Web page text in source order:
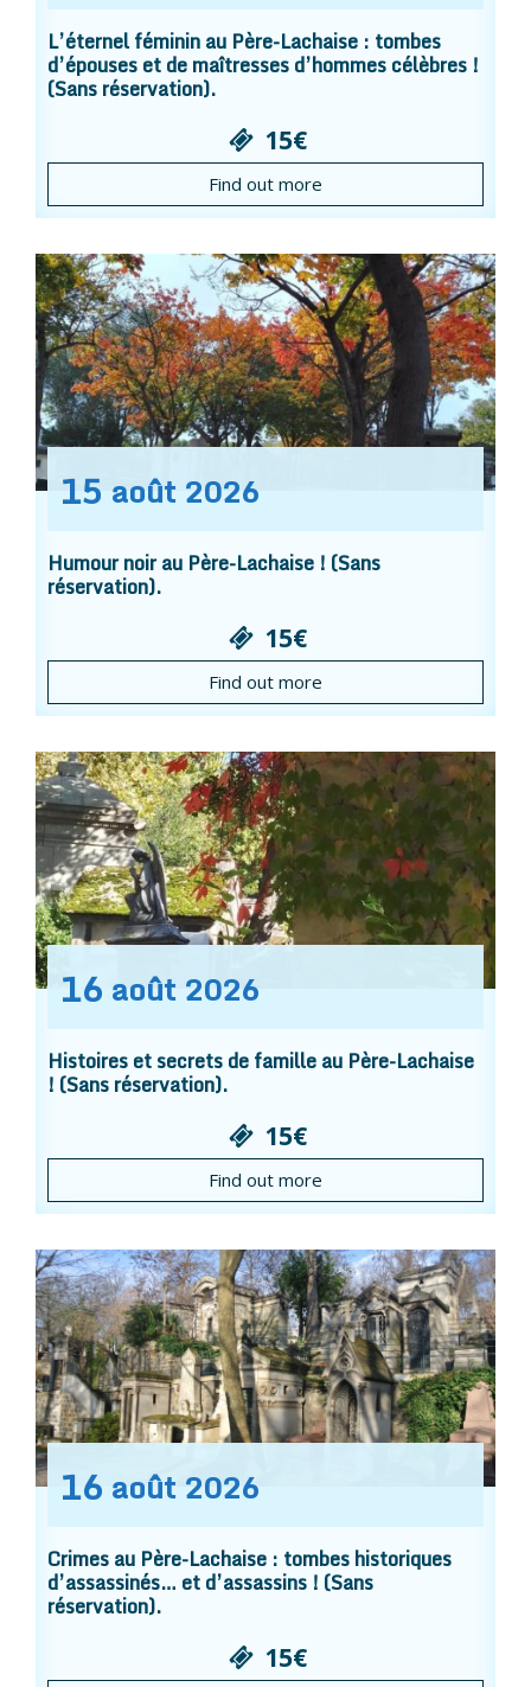
L’éternel féminin au Père-Lachaise : tombes
d’épouses et de maîtresses d’hommes célèbres !
(Sans réservation).
15€
Find out more
15 août 2026
Humour noir au Père-Lachaise ! (Sans
réservation).
15€
Find out more
16 août 2026
Histoires et secrets de famille au Père-Lachaise
! (Sans réservation).
15€
Find out more
16 août 2026
Crimes au Père-Lachaise : tombes historiques
d’assassinés… et d’assassins ! (Sans
réservation).
15€